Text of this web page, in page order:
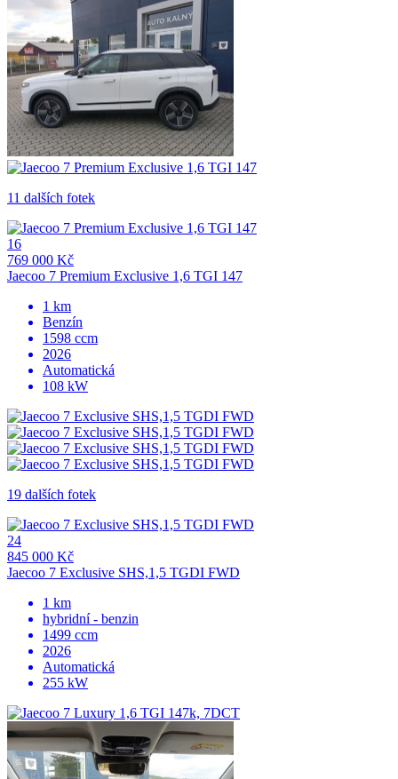
11 dalších fotek
16
769 000 Kč
Jaecoo 7 Premium Exclusive 1,6 TGI 147
1 km
Benzín
1598 ccm
2026
Automatická
108 kW
19 dalších fotek
24
845 000 Kč
Jaecoo 7 Exclusive SHS,1,5 TGDI FWD
1 km
hybridní - benzin
1499 ccm
2026
Automatická
255 kW